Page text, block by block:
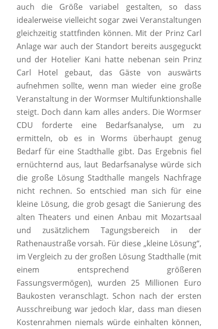
auch die Größe variabel gestalten, so dass
idealerweise vielleicht sogar zwei Veranstaltungen
gleichzeitig stattfinden können. Mit der Prinz Carl
Anlage war auch der Standort bereits ausgeguckt
und der Hotelier Kani hatte nebenan sein Prinz
Carl Hotel gebaut, das Gäste von auswärts
aufnehmen sollte, wenn man wieder eine große
Veranstaltung in der Wormser Multifunktionshalle
steigt. Doch dann kam alles anders. Die Wormser
CDU forderte eine Bedarfsanalyse, um zu
ermitteln, ob es in Worms überhaupt genug
Bedarf für eine Stadthalle gibt. Das Ergebnis fiel
ernüchternd aus, laut Bedarfsanalyse würde sich
die große Lösung Stadthalle mangels Nachfrage
nicht rechnen. So entschied man sich für eine
kleine Lösung, die grob gesagt die Sanierung des
alten Theaters und einen Anbau mit Mozartsaal
und zusätzlichem Tagungsbereich in der
Rathenaustraße vorsah. Für diese „kleine Lösung“,
im Vergleich zu der großen Lösung Stadthalle (mit
einem entsprechend größeren
Fassungsvermögen), wurden 25 Millionen Euro
Baukosten veranschlagt. Schon nach der ersten
Ausschreibung war jedoch klar, dass man diesen
Kostenrahmen niemals würde einhalten können,